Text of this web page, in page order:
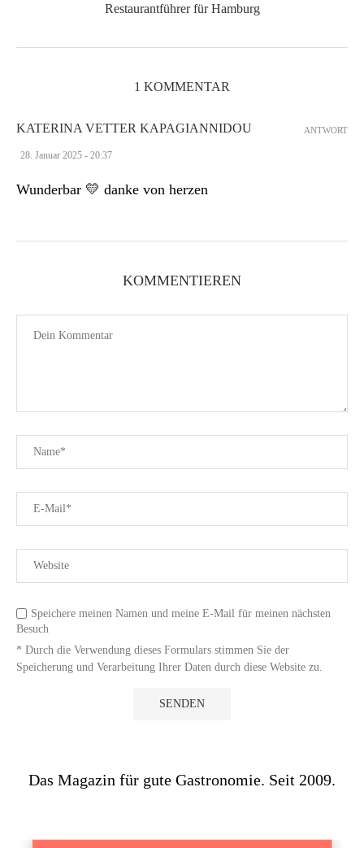
Restaurantführer für Hamburg
1 KOMMENTAR
KATERINA VETTER KAPAGIANNIDOU
28. Januar 2025 - 20:37
Wunderbar 💛 danke von herzen
ANTWORT
KOMMENTIEREN
Speichere meinen Namen und meine E-Mail für meinen nächsten
Besuch
* Durch die Verwendung dieses Formulars stimmen Sie der
Speicherung und Verarbeitung Ihrer Daten durch diese Website zu.
Das Magazin für gute Gastronomie. Seit 2009.